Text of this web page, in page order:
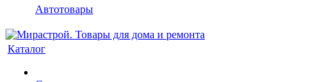
Автотовары
Каталог